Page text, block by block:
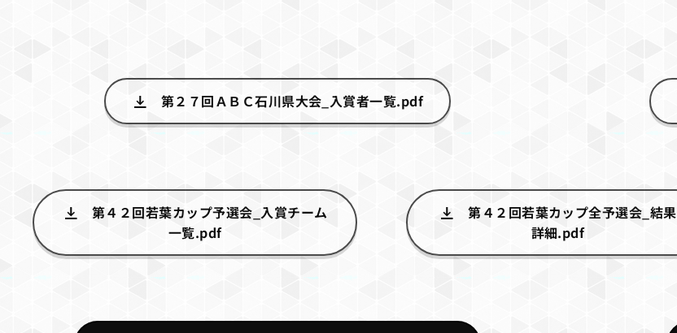
第２７回ＡＢＣ石川県大会_入賞者一覧.pdf
第４２回若葉カップ予選会_入賞チーム
一覧.pdf
第４２回若葉カップ全予選会_結果
詳細.pdf